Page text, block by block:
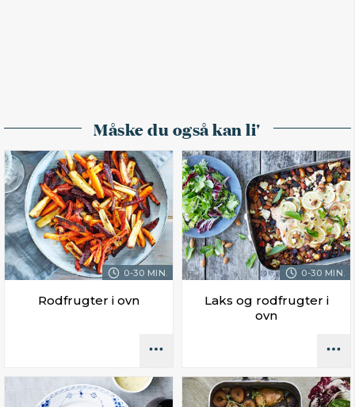
Måske du også kan li'
0-30 MIN.
Rodfrugter i ovn
0-30 MIN.
Laks og rodfrugter i
ovn